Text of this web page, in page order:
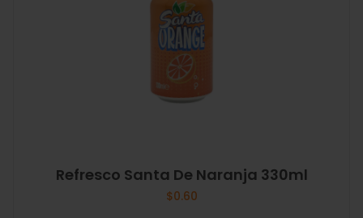
Refresco Santa De Naranja 330ml
$0.60